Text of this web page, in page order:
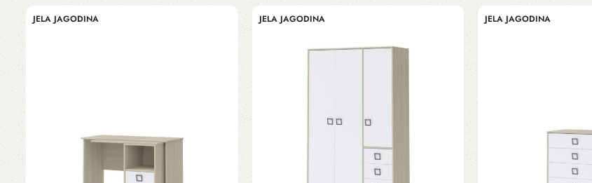
JELA JAGODINA JELA JAGODINA JELA JAGODINA